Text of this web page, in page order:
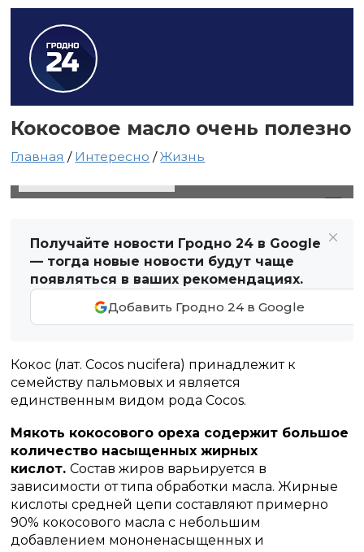
Кокосовое масло очень полезно
Главная / Интересно /Жизнь
Получайте новости Гродно 24 в Google
— тогда новые новости будут чаще
появляться в ваших рекомендациях.
Добавить Гродно 24 в Google
Кокос (лат. Cocos nucifera) принадлежит к
семейству пальмовых и является
единственным видом рода Cocos.
Мякоть кокосового ореха содержит большое
количество насыщенных жирных
кислот.Состав жиров варьируется в
зависимости от типа обработки масла. Жирные
кислоты средней цепи составляют примерно
90% кокосового масла с небольшим
добавлением мононенасыщенных и